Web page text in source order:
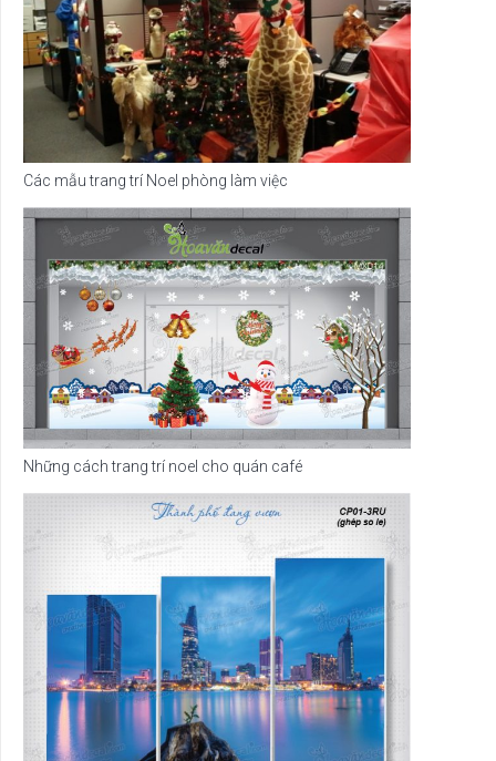
Các mẫu trang trí Noel phòng làm việc
Những cách trang trí noel cho quán café